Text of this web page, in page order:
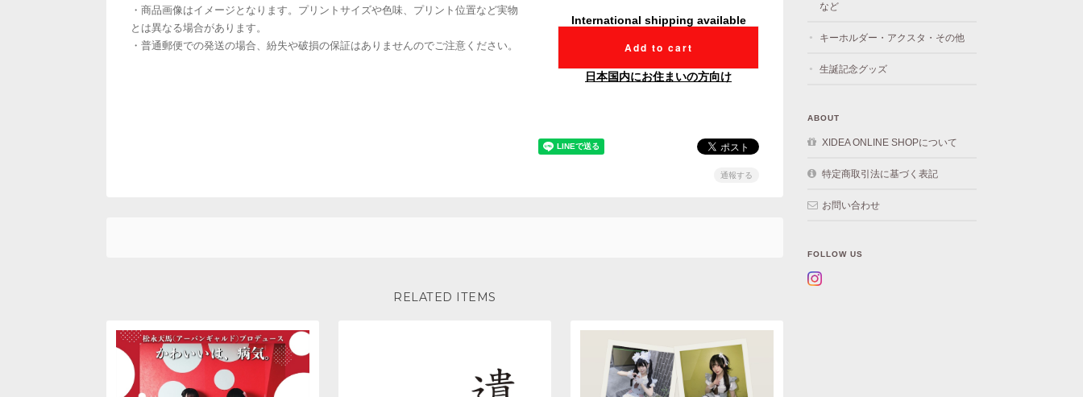
・商品画像はイメージとなります。プリントサイズや色味、プリント位置など実物
とは異なる場合があります。
・普通郵便での発送の場合、紛失や破損の保証はありませんのでご注意ください。
International shipping available
Add to cart
日本国内にお住まいの方向け
通報する
RELATED ITEMS
など
キーホルダー・アクスタ・その他
生誕記念グッズ
ABOUT
XIDEA ONLINE SHOPについて
特定商取引法に基づく表記
お問い合わせ
FOLLOW US